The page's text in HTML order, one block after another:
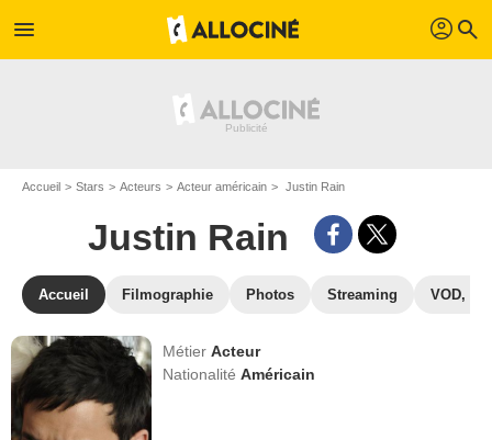
menu profil search
Accueil Stars Acteurs Acteur américain Justin Rain
Justin Rain
Accueil Filmographie Photos Streaming VOD,
MétierActeur
NationalitéAméricain